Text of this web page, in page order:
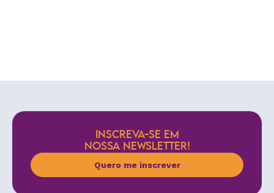
INSCREVA-SE EM
NOSSA NEWSLETTER!
Quero me inscrever